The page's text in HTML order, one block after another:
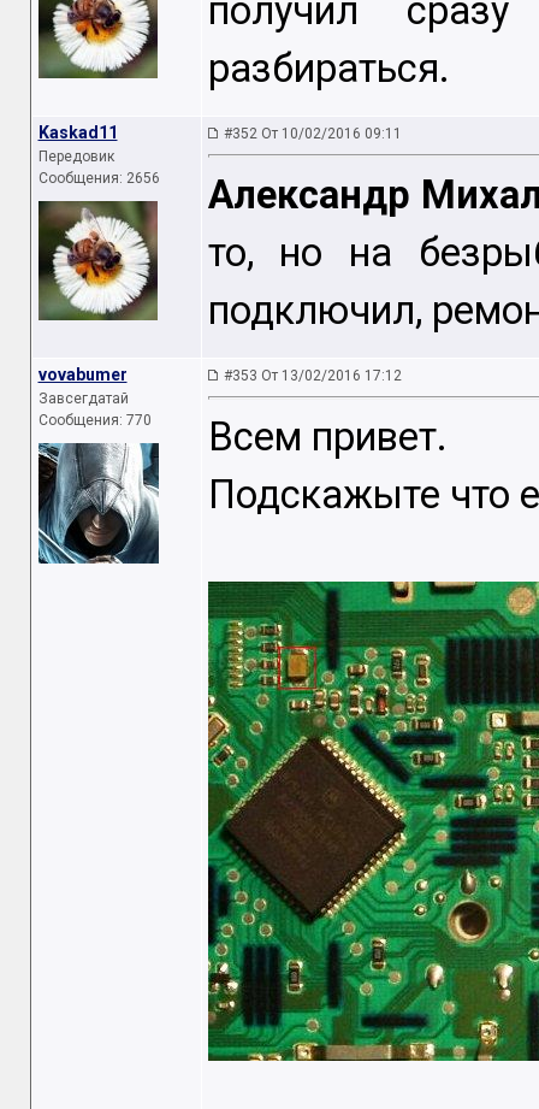
получил
разбираться.
Kaskad11
Передовик
Сообщения: 2656
#352 От 10/02/2016 09:11
Александр
то, но на
подключил,
vovabumer
Завсегдатай
Сообщения: 770
#353 От 13/02/2016 17:12
Всем привет.
Подскажыте что